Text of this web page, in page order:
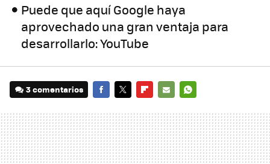
Puede que aquí Google haya
aprovechado una gran ventaja para
desarrollarlo: YouTube
3 comentarios
MAIL